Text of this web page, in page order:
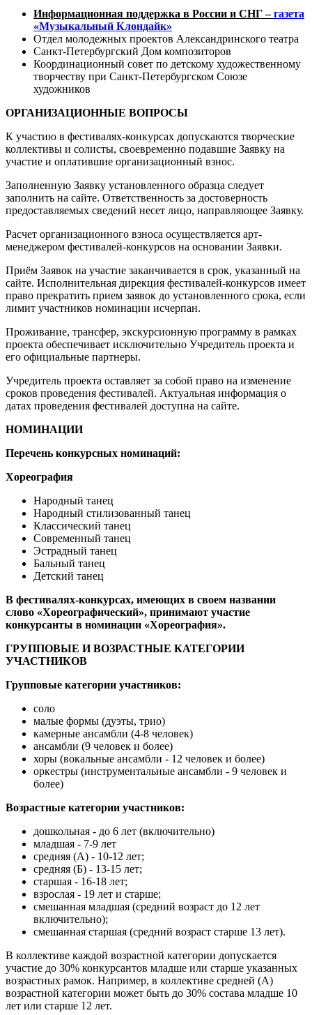
Информационная поддержка в России и СНГ –газета
«Музыкальный Клондайк»
Отдел молодежных проектов Александринского театра
Санкт-Петербургский Дом композиторов
Координационный совет по детскому художественному
творчеству при Санкт-Петербургском Союзе
художников
ОРГАНИЗАЦИОННЫЕ ВОПРОСЫ
К участию в фестивалях-конкурсах допускаются творческие
коллективы и солисты, своевременно подавшие Заявку на
участие и оплатившие организационный взнос.
Заполненную Заявку установленного образца следует
заполнить на сайте. Ответственность за достоверность
предоставляемых сведений несет лицо, направляющее Заявку.
Расчет организационного взноса осуществляется арт-
менеджером фестивалей-конкурсов на основании Заявки.
Приём Заявок на участие заканчивается в срок, указанный на
сайте. Исполнительная дирекция фестивалей-конкурсов имеет
право прекратить прием заявок до установленного срока, если
лимит участников номинации исчерпан.
Проживание, трансфер, экскурсионную программу в рамках
проекта обеспечивает исключительно Учредитель проекта и
его официальные партнеры.
Учредитель проекта оставляет за собой право на изменение
сроков проведения фестивалей. Актуальная информация о
датах проведения фестивалей доступна на сайте.
НОМИНАЦИИ
Перечень конкурсных номинаций:
Хореография
Народный танец
Народный стилизованный танец
Классический танец
Современный танец
Эстрадный танец
Бальный танец
Детский танец
В фестивалях-конкурсах, имеющих в своем названии
слово «Хореографический», принимают участие
конкурсанты в номинации «Хореография».
ГРУППОВЫЕ И ВОЗРАСТНЫЕ КАТЕГОРИИ
УЧАСТНИКОВ
Групповые категории участников:
соло
малые формы (дуэты, трио)
камерные ансамбли (4-8 человек)
ансамбли (9 человек и более)
хоры (вокальные ансамбли - 12 человек и более)
оркестры (инструментальные ансамбли - 9 человек и
более)
Возрастные категории участников:
дошкольная - до 6 лет (включительно)
младшая - 7-9 лет
средняя (А) - 10-12 лет;
средняя (Б) - 13-15 лет;
старшая - 16-18 лет;
взрослая - 19 лет и старше;
смешанная младшая (средний возраст до 12 лет
включительно);
смешанная старшая (средний возраст старше 13 лет).
В коллективе каждой возрастной категории допускается
участие до 30% конкурсантов младше или старше указанных
возрастных рамок. Например, в коллективе средней (А)
возрастной категории может быть до 30% состава младше 10
лет или старше 12 лет.